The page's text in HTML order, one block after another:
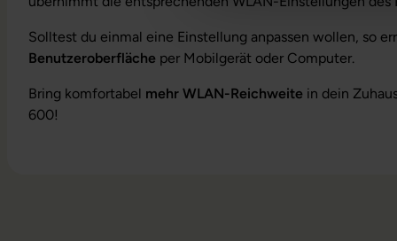
Solltest du einmal eine Einstellung anpassen wollen, so
Benutzeroberfläche per Mobilgerät oder Computer.
Bring komfortabel mehr WLAN-Reichweite in dein
600!